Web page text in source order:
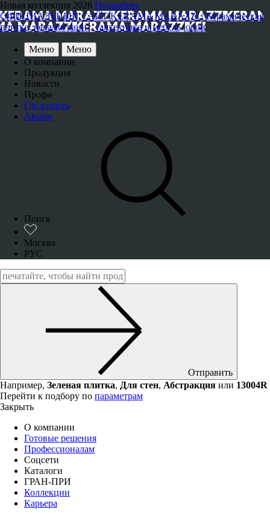
Новая коллекция 2026 Подробнее
ОФИЦИАЛЬНЫЙ САЙТ KERAMA MARAZZI | Керамическая
плитка, керамогранит, сантехника и мебель, обои
Меню
Меню
О компании
Продукция
Новости
Профи
Где купить
Акции
Поиск
Москва
РУС
Отправить
Например, Зеленая плитка, Для стен, Абстракция или 13004R
Перейти к подбору по параметрам
Закрыть
О компании
Готовые решения
Профессионалам
Соцсети
Каталоги
ГРАН-ПРИ
Коллекции
Карьера